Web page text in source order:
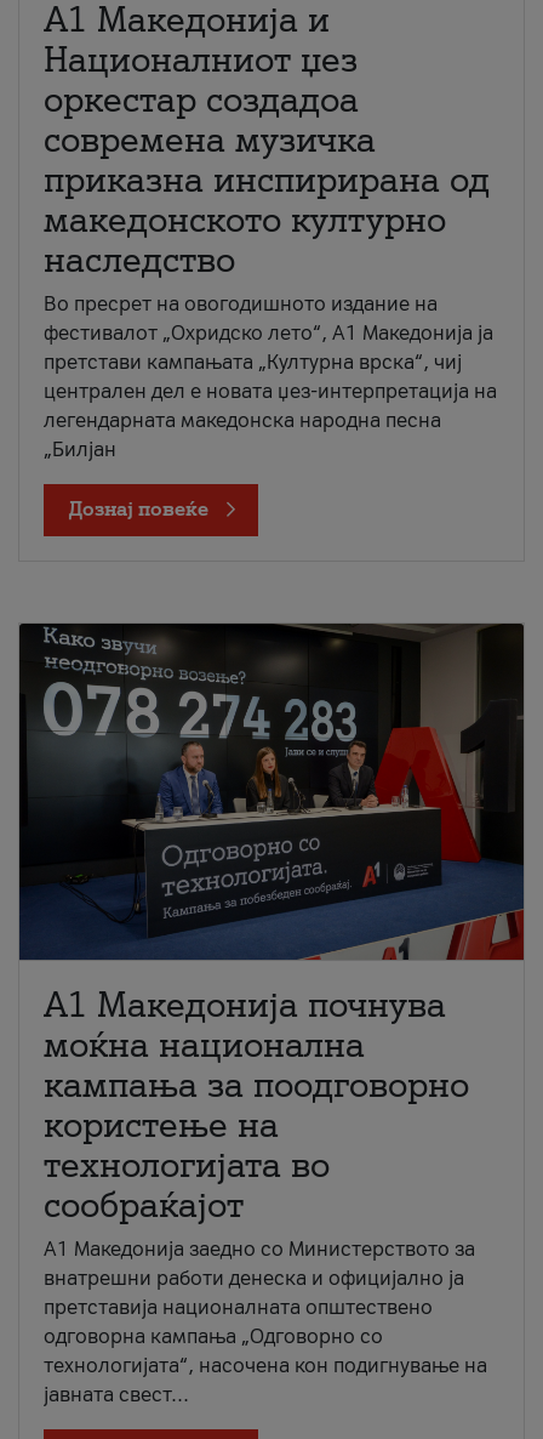
А1 Македонија и
Националниот џез
оркестар создадоа
современа музичка
приказна инспирирана од
македонското културно
наследство
Во пресрет на овогодишното издание на
фестивалот „Охридско лето“, А1 Македонија ја
претстави кампањата „Културна врска“, чиј
централен дел е новата џез-интерпретација на
легендарната македонска народна песна
„Билјан
Дознај повеќе
A1 Македонија почнува
моќна национална
кампања за поодговорно
користење на
технологијата во
сообраќајот
A1 Македонија заедно со Министерството за
внатрешни работи денеска и официјално ја
претставија националната општествено
одговорна кампања „Одговорно со
технологијата“, насочена кон подигнување на
јавната свест...